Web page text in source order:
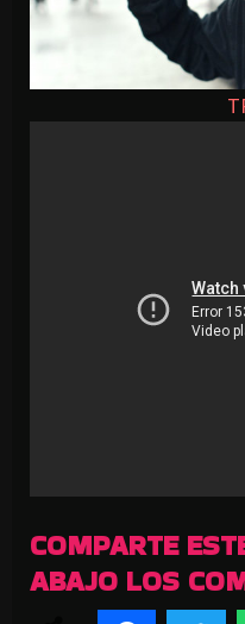
COMPARTE
ABAJO LOS